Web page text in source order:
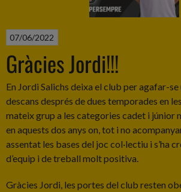
07/06/2022
Gràcies Jordi!!!
En Jordi Salichs deixa el club per agafar-se
descans després de dues temporades en
mateix grup a les categories cadet i júnior
en aquests dos anys on, tot i no
assentat les bases del joc col·lectiu i s’ha
d’equip i de treball molt positiva.
Gràcies Jordi, les portes del club resten